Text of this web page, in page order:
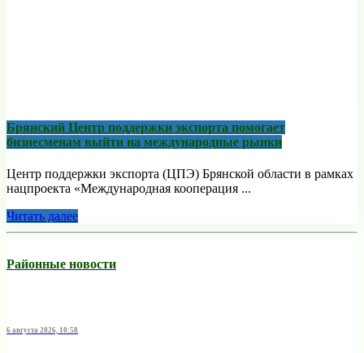
Брянский Центр поддержки экспорта помогает
бизнесменам выйти на международные рынки
Центр поддержки экспорта (ЦПЭ) Брянской области в рамках
нацпроекта «Международная кооперация ...
Читать далее
Районные новости
6 августа 2026, 10:58